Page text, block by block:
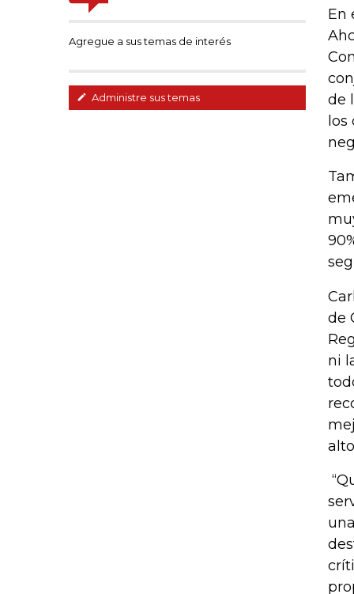
Agregue a sus temas de interés
Administre sus temas
En
de
de
ni